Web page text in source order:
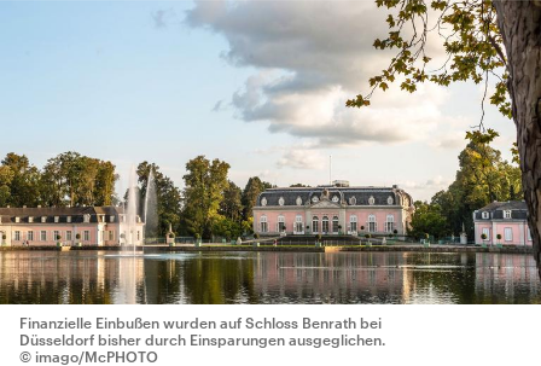
Finanzielle Einbußen wurden auf Schloss Benrath bei
Düsseldorf bisher durch Einsparungen ausgeglichen.
© imago/McPHOTO